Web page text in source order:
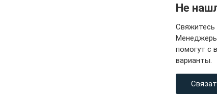
Не
Свяжитесь
помогут с
варианты.